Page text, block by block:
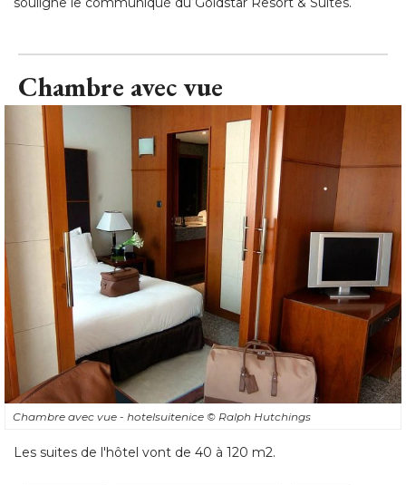
Chambre avec vue
Chambre avec vue - hotelsuitenice © Ralph Hutchings
Les suites de l'hôtel vont de 40 à 120 m2.